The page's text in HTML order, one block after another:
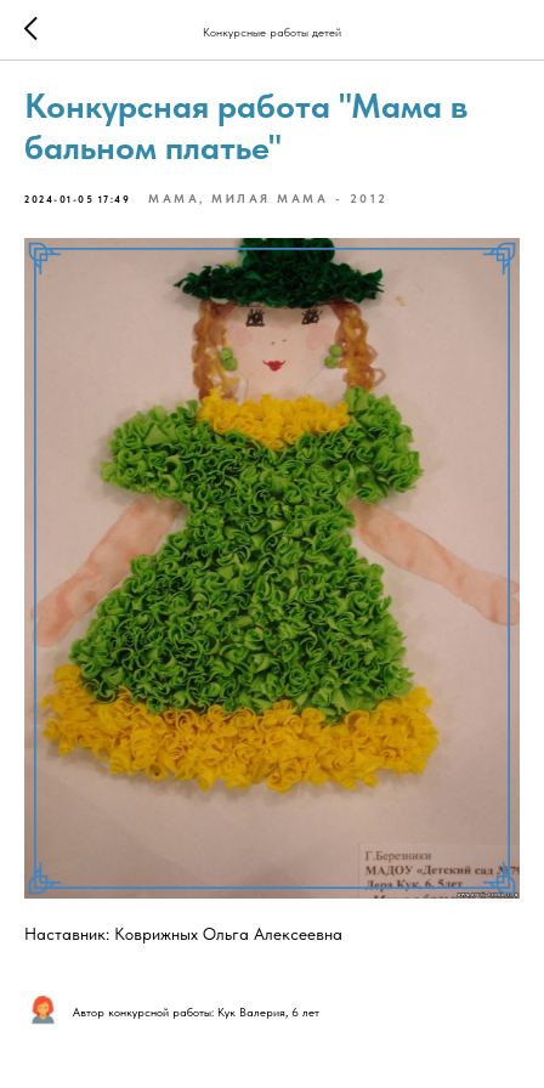
Конкурсные работы детей
Конкурсная работа "Мама в
бальном платье"
2024-01-05 17:49 МАМА, МИЛАЯ МАМА - 2012
Наставник: Коврижных Ольга Алексеевна
Автор конкурсной работы: Кук Валерия, 6 лет